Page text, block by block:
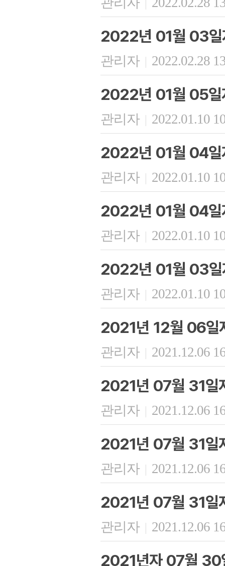
|
2022년 01월 03일
관리자 | 2022.02.28
2022년 01월 05일
관리자 | 2022.01.10
2022년 01월 04일
관리자 | 2022.01.10
2022년 01월 04일
관리자 | 2022.01.10
2022년 01월 03일
관리자 | 2022.01.10
2021년 12월 06일
관리자 | 2021.12.06
2021년 07월 31일
관리자 | 2021.12.06
2021년 07월 31일
관리자 | 2021.12.06
2021년 07월 31일
관리자 | 2021.12.06
2021년자 07월 30